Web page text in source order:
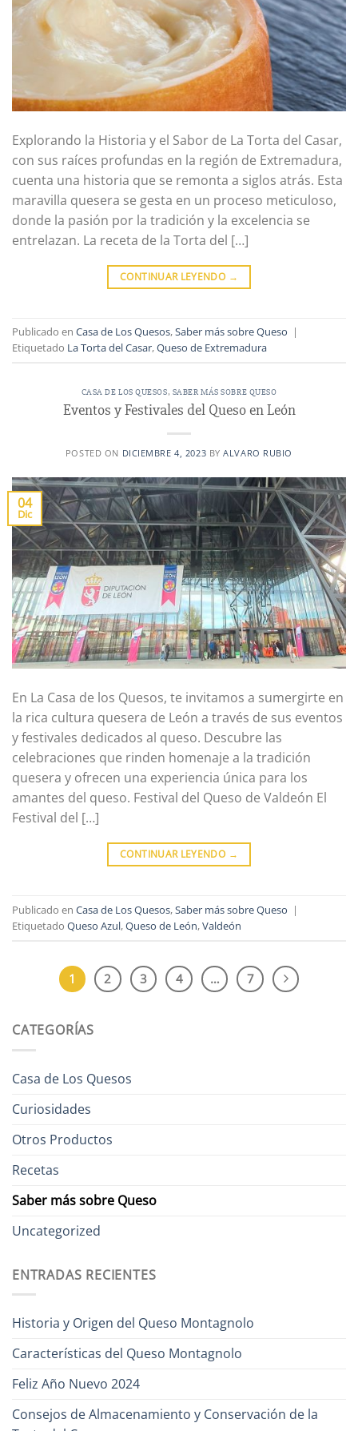
Explorando la Historia y el Sabor de La Torta del Casar,
con sus raíces profundas en la región de Extremadura,
cuenta una historia que se remonta a siglos atrás. Esta
maravilla quesera se gesta en un proceso meticuloso,
donde la pasión por la tradición y la excelencia se
entrelazan. La receta de la Torta del […]
CONTINUAR LEYENDO →
Publicado en Casa de Los Quesos,Saber más sobre Queso |
Etiquetado La Torta del Casar,Queso de Extremadura
CASA DE LOS QUESOS, SABER MÁS SOBRE QUESO
Eventos y Festivales del Queso en León
POSTED ON DICIEMBRE 4, 2023 BYALVARO RUBIO
04
Dic
En La Casa de los Quesos, te invitamos a sumergirte en
la rica cultura quesera de León a través de sus eventos
y festivales dedicados al queso. Descubre las
celebraciones que rinden homenaje a la tradición
quesera y ofrecen una experiencia única para los
amantes del queso. Festival del Queso de Valdeón El
Festival del […]
CONTINUAR LEYENDO →
Publicado en Casa de Los Quesos,Saber más sobre Queso |
Etiquetado Queso Azul,Queso de León,Valdeón
1 2 3 4 … 7
CATEGORÍAS
Casa de Los Quesos
Curiosidades
Otros Productos
Recetas
Saber más sobre Queso
Uncategorized
ENTRADAS RECIENTES
Historia y Origen del Queso Montagnolo
Características del Queso Montagnolo
Feliz Año Nuevo 2024
Consejos de Almacenamiento y Conservación de la